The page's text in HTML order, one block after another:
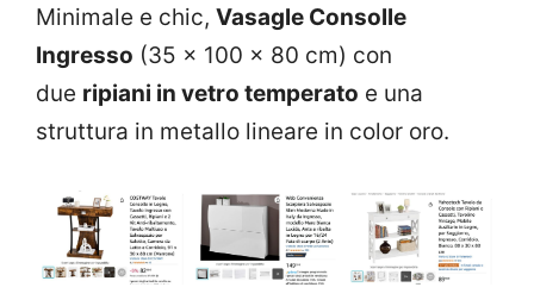
Minimale e chic, Vasagle Consolle
Ingresso (35 x 100 x 80 cm) con
due ripiani in vetro temperato e una
struttura in metallo lineare in color oro.